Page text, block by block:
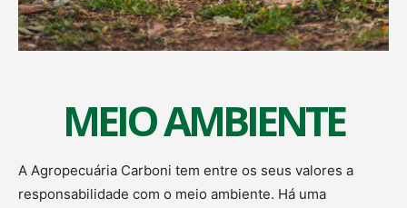
MEIO AMBIENTE
A Agropecuária Carboni tem entre os seus valores a
responsabilidade com o meio ambiente. Há uma